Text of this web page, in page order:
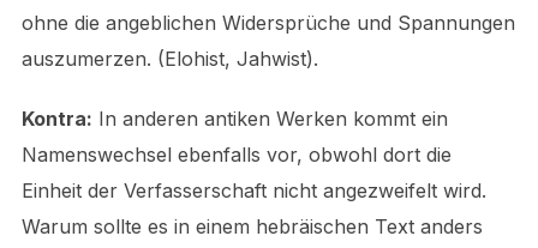
ohne die angeblichen Widersprüche und Spannungen
auszumerzen. (Elohist, Jahwist).
Kontra: In anderen antiken Werken kommt ein
Namenswechsel ebenfalls vor, obwohl dort die
Einheit der Verfasserschaft nicht angezweifelt wird.
Warum sollte es in einem hebräischen Text anders